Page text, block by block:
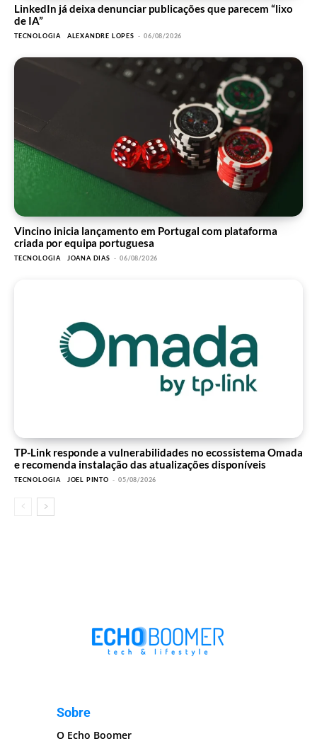
LinkedIn já deixa denunciar publicações que parecem “lixo
de IA”
TECNOLOGIA ALEXANDRE LOPES - 06/08/2026
Vincino inicia lançamento em Portugal com plataforma
criada por equipa portuguesa
TECNOLOGIA JOANA DIAS - 06/08/2026
TP-Link responde a vulnerabilidades no ecossistema Omada
e recomenda instalação das atualizações disponíveis
TECNOLOGIA JOEL PINTO - 05/08/2026
Sobre
O Echo Boomer